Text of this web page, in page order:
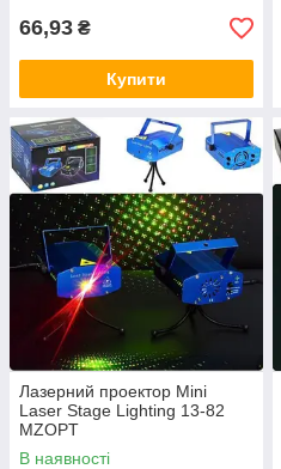
66,93 ₴
Купити
Лазерний проектор Mini
Laser Stage Lighting 13-82
MZOPT
В наявності